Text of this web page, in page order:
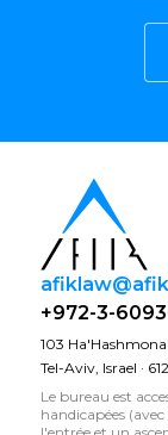
+972-3-
103
Tel-Aviv, Israel ·
Le bureau est
handicapées